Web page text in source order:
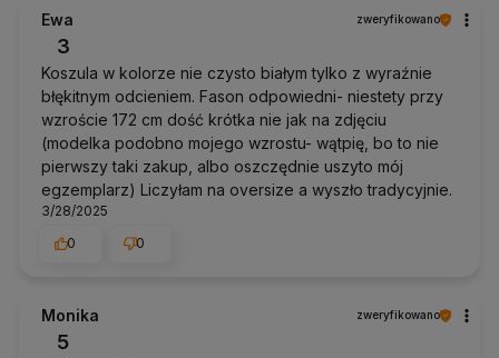
Ewa zweryfikowano
3
Koszula w kolorze nie czysto białym tylko z wyraźnie
błękitnym odcieniem. Fason odpowiedni- niestety przy
wzroście 172 cm dość krótka nie jak na zdjęciu
(modelka podobno mojego wzrostu- wątpię, bo to nie
pierwszy taki zakup, albo oszczędnie uszyto mój
egzemplarz) Liczyłam na oversize a wyszło tradycyjnie.
3/28/2025
0
0
Monika zweryfikowano
5